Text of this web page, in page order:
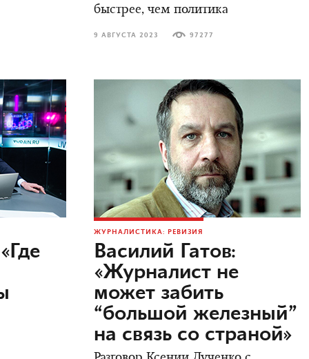
быстрее, чем политика
9 АВГУСТА 2023 97277
ЖУРНАЛИСТИКА: РЕВИЗИЯ
Василий Гатов:
«Журналист не
может забить
“большой железный”
на связь со страной»